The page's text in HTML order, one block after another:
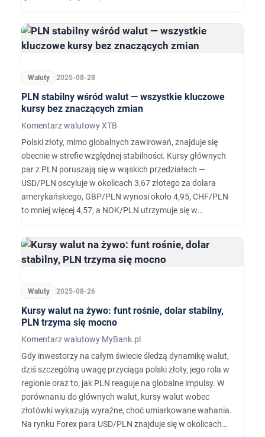
zwłaszcza euro i dolara amerykańskiego.
Waluty 2025-08-28
PLN stabilny wśród walut — wszystkie kluczowe
kursy bez znaczących zmian
Komentarz walutowy XTB
Polski złoty, mimo globalnych zawirowań, znajduje się
obecnie w strefie względnej stabilności. Kursy głównych
par z PLN poruszają się w wąskich przedziałach —
USD/PLN oscyluje w okolicach 3,67 złotego za dolara
amerykańskiego, GBP/PLN wynosi około 4,95, CHF/PLN
to mniej więcej 4,57, a NOK/PLN utrzymuje się w
wzrost rzędu kilkudziesięciu punktów bazowych w
porównaniu z poprzednim dniem, co sugeruje
powściągliwe nastroje traderów.…
Waluty 2025-08-26
Kursy walut na żywo: funt rośnie, dolar stabilny,
PLN trzyma się mocno
Komentarz walutowy MyBank.pl
Gdy inwestorzy na całym świecie śledzą dynamikę walut,
dziś szczególną uwagę przyciąga polski złoty, jego rola w
regionie oraz to, jak PLN reaguje na globalne impulsy. W
porównaniu do głównych walut, kursy walut wobec
złotówki wykazują wyraźne, choć umiarkowane wahania.
Na rynku Forex para USD/PLN znajduje się w okolicach